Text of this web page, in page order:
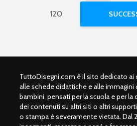
120
TuttoDisegni.com è il sito dedicato ai
alle schede didattiche e alle immagini
bambini, pensati per la scuola e per la
dei contenuti su altri siti o altri
o stampa è severamente vietata. Dal